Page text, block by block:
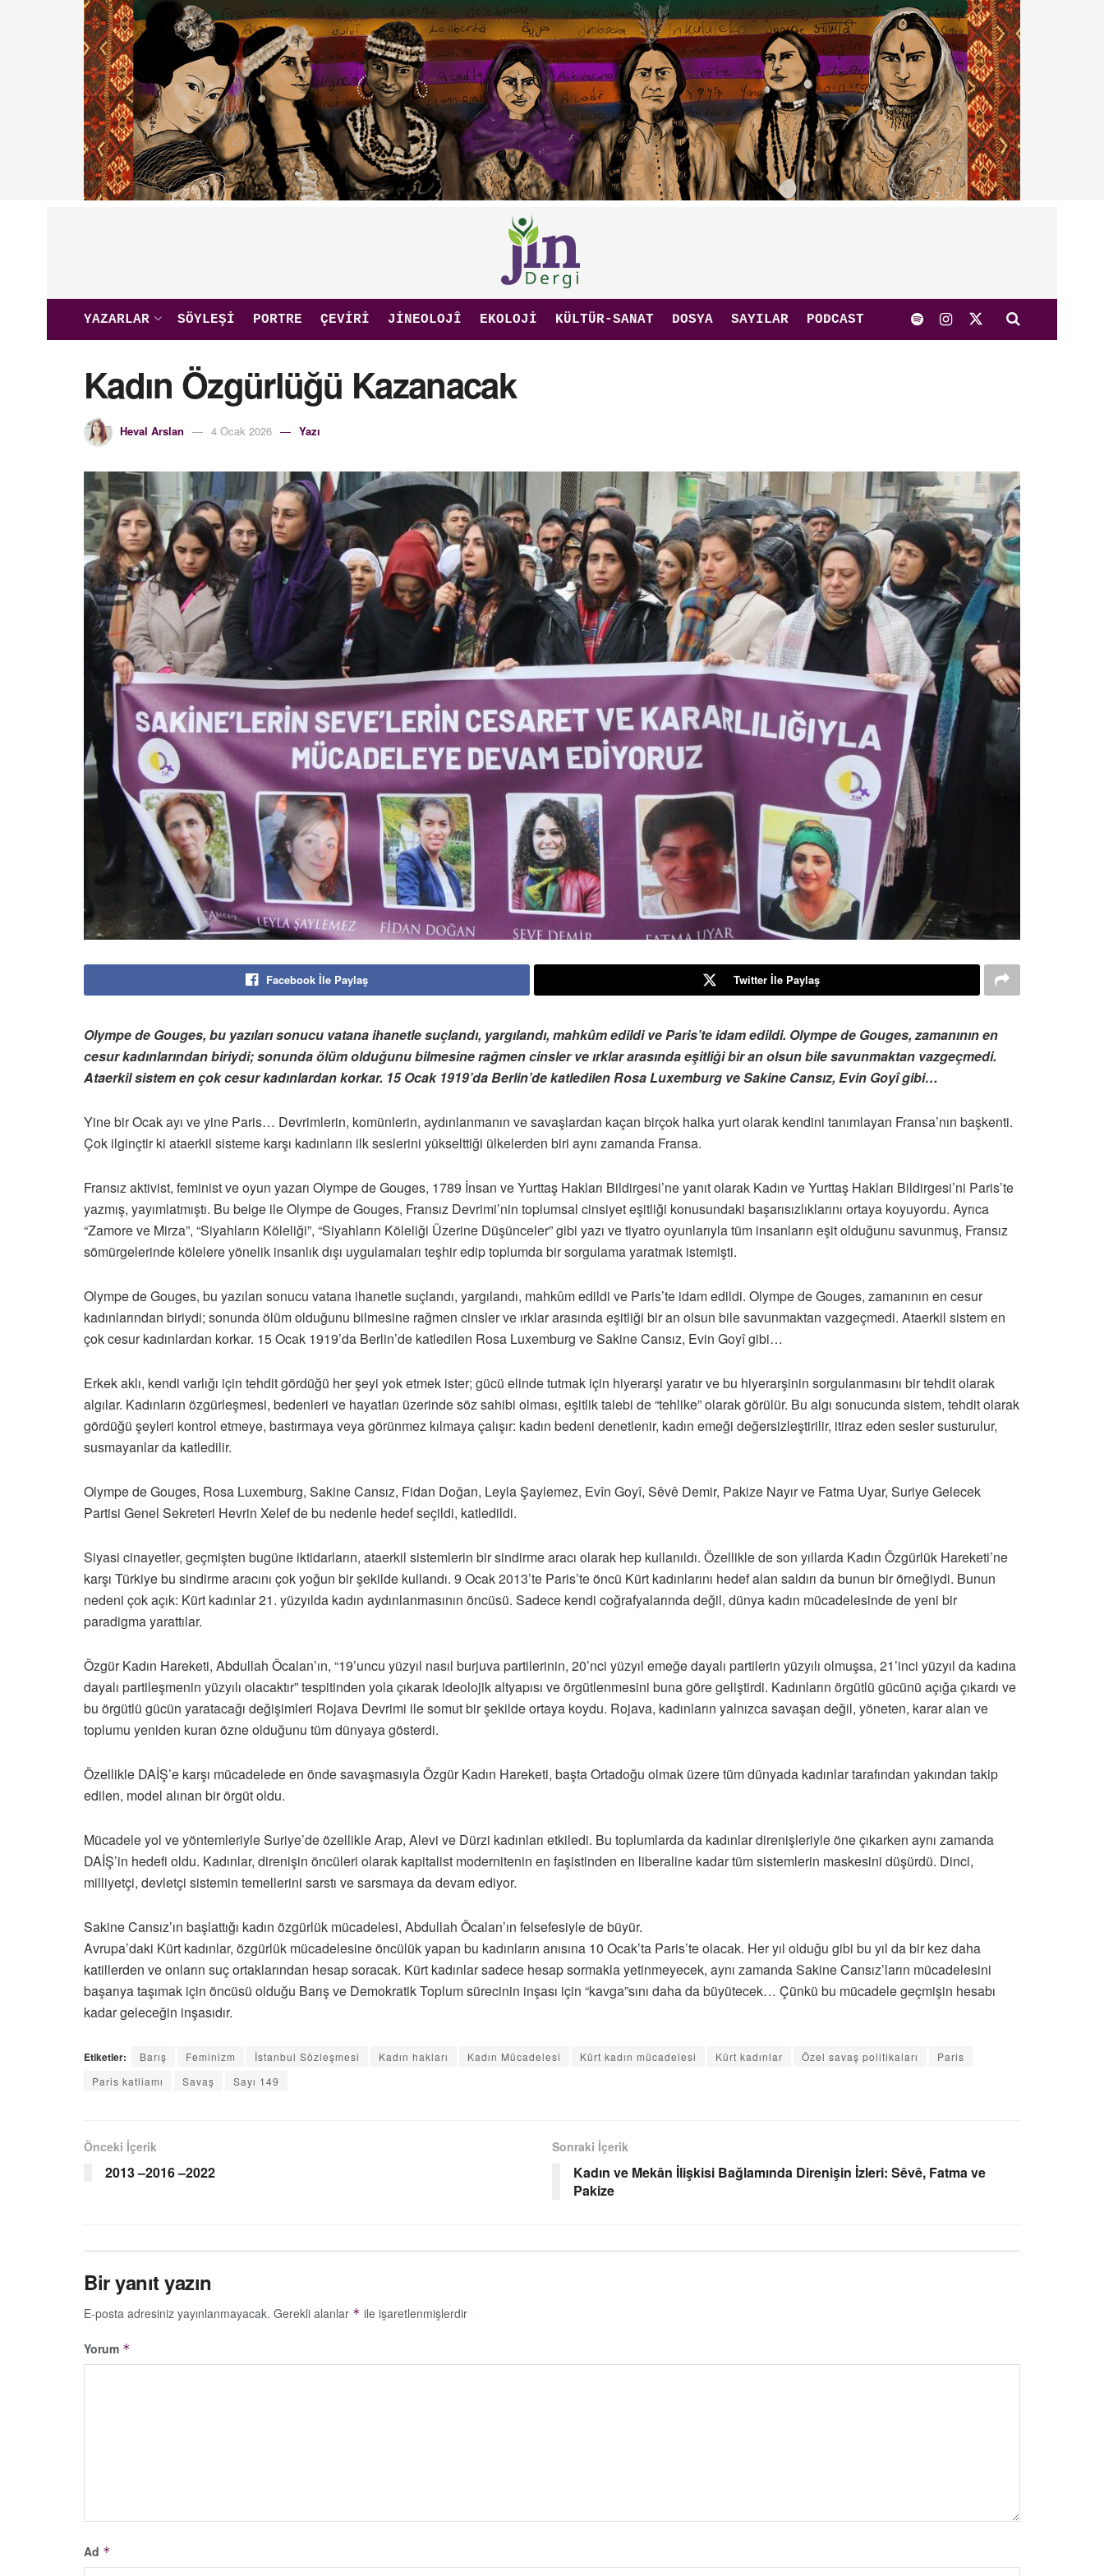
YAZARLAR SÖYLEŞI PORTRE ÇEVIRI JINEOLOJÎ EKOLOJI KÜLTÜR-SANAT DOSYA SAYILAR PODCAST
Kadın Özgürlüğü Kazanacak
Heval Arslan 4 Ocak 2026 Yazı
Facebook İle Paylaş Twitter İle Paylaş
Olympe de Gouges, bu yazıları sonucu vatana ihanetle suçlandı, yargılandı, mahkûm edildi ve Paris’te idam edildi. Olympe de Gouges, zamanının en
cesur kadınlarından biriydi; sonunda ölüm olduğunu bilmesine rağmen cinsler ve ırklar arasında eşitliği bir an olsun bile savunmaktan vazgeçmedi.
Ataerkil sistem en çok cesur kadınlardan korkar. 15 Ocak 1919’da Berlin’de katledilen Rosa Luxemburg ve Sakine Cansız, Evin Goyî gibi…
Yine bir Ocak ayı ve yine Paris… Devrimlerin, komünlerin, aydınlanmanın ve savaşlardan kaçan birçok halka yurt olarak kendini tanımlayan Fransa’nın başkenti.
Çok ilginçtir ki ataerkil sisteme karşı kadınların ilk seslerini yükselttiği ülkelerden biri aynı zamanda Fransa.
Fransız aktivist, feminist ve oyun yazarı Olympe de Gouges, 1789 İnsan ve Yurttaş Hakları Bildirgesi’ne yanıt olarak Kadın ve Yurttaş Hakları Bildirgesi’ni Paris’te
yazmış, yayımlatmıştı. Bu belge ile Olympe de Gouges, Fransız Devrimi’nin toplumsal cinsiyet eşitliği konusundaki başarısızlıklarını ortaya koyuyordu. Ayrıca
“Zamore ve Mirza”, “Siyahların Köleliği”, “Siyahların Köleliği Üzerine Düşünceler” gibi yazı ve tiyatro oyunlarıyla tüm insanların eşit olduğunu savunmuş, Fransız
sömürgelerinde kölelere yönelik insanlık dışı uygulamaları teşhir edip toplumda bir sorgulama yaratmak istemişti.
Olympe de Gouges, bu yazıları sonucu vatana ihanetle suçlandı, yargılandı, mahkûm edildi ve Paris’te idam edildi. Olympe de Gouges, zamanının en cesur
kadınlarından biriydi; sonunda ölüm olduğunu bilmesine rağmen cinsler ve ırklar arasında eşitliği bir an olsun bile savunmaktan vazgeçmedi. Ataerkil sistem en
çok cesur kadınlardan korkar. 15 Ocak 1919’da Berlin’de katledilen Rosa Luxemburg ve Sakine Cansız, Evin Goyî gibi…
Erkek aklı, kendi varlığı için tehdit gördüğü her şeyi yok etmek ister; gücü elinde tutmak için hiyerarşi yaratır ve bu hiyerarşinin sorgulanmasını bir tehdit olarak
algılar. Kadınların özgürleşmesi, bedenleri ve hayatları üzerinde söz sahibi olması, eşitlik talebi de “tehlike” olarak görülür. Bu algı sonucunda sistem, tehdit olarak
gördüğü şeyleri kontrol etmeye, bastırmaya veya görünmez kılmaya çalışır: kadın bedeni denetlenir, kadın emeği değersizleştirilir, itiraz eden sesler susturulur,
susmayanlar da katledilir.
Olympe de Gouges, Rosa Luxemburg, Sakine Cansız, Fidan Doğan, Leyla Şaylemez, Evîn Goyî, Sêvê Demir, Pakize Nayır ve Fatma Uyar, Suriye Gelecek
Partisi Genel Sekreteri Hevrin Xelef de bu nedenle hedef seçildi, katledildi.
Siyasi cinayetler, geçmişten bugüne iktidarların, ataerkil sistemlerin bir sindirme aracı olarak hep kullanıldı. Özellikle de son yıllarda Kadın Özgürlük Hareketi’ne
karşı Türkiye bu sindirme aracını çok yoğun bir şekilde kullandı. 9 Ocak 2013’te Paris’te öncü Kürt kadınlarını hedef alan saldırı da bunun bir örneğiydi. Bunun
nedeni çok açık: Kürt kadınlar 21. yüzyılda kadın aydınlanmasının öncüsü. Sadece kendi coğrafyalarında değil, dünya kadın mücadelesinde de yeni bir
paradigma yarattılar.
Özgür Kadın Hareketi, Abdullah Öcalan’ın, “19’uncu yüzyıl nasıl burjuva partilerinin, 20’nci yüzyıl emeğe dayalı partilerin yüzyılı olmuşsa, 21’inci yüzyıl da kadına
dayalı partileşmenin yüzyılı olacaktır” tespitinden yola çıkarak ideolojik altyapısı ve örgütlenmesini buna göre geliştirdi. Kadınların örgütlü gücünü açığa çıkardı ve
bu örgütlü gücün yaratacağı değişimleri Rojava Devrimi ile somut bir şekilde ortaya koydu. Rojava, kadınların yalnızca savaşan değil, yöneten, karar alan ve
toplumu yeniden kuran özne olduğunu tüm dünyaya gösterdi.
Özellikle DAİŞ’e karşı mücadelede en önde savaşmasıyla Özgür Kadın Hareketi, başta Ortadoğu olmak üzere tüm dünyada kadınlar tarafından yakından takip
edilen, model alınan bir örgüt oldu.
Mücadele yol ve yöntemleriyle Suriye’de özellikle Arap, Alevi ve Dürzi kadınları etkiledi. Bu toplumlarda da kadınlar direnişleriyle öne çıkarken aynı zamanda
DAİŞ’in hedefi oldu. Kadınlar, direnişin öncüleri olarak kapitalist modernitenin en faşistinden en liberaline kadar tüm sistemlerin maskesini düşürdü. Dinci,
milliyetçi, devletçi sistemin temellerini sarstı ve sarsmaya da devam ediyor.
Sakine Cansız’ın başlattığı kadın özgürlük mücadelesi, Abdullah Öcalan’ın felsefesiyle de büyür.
Avrupa’daki Kürt kadınlar, özgürlük mücadelesine öncülük yapan bu kadınların anısına 10 Ocak’ta Paris’te olacak. Her yıl olduğu gibi bu yıl da bir kez daha
katillerden ve onların suç ortaklarından hesap soracak. Kürt kadınlar sadece hesap sormakla yetinmeyecek, aynı zamanda Sakine Cansız’ların mücadelesini
başarıya taşımak için öncüsü olduğu Barış ve Demokratik Toplum sürecinin inşası için “kavga”sını daha da büyütecek… Çünkü bu mücadele geçmişin hesabı
kadar geleceğin inşasıdır.
Etiketler: Barış Feminizm İstanbul Sözleşmesi Kadın hakları Kadın Mücadelesi Kürt kadın mücadelesi Kürt kadınlar Özel savaş politikaları
Paris
Paris katliamı
Savaş Sayı 149
Önceki İçerik
2013 –2016 –2022
Sonraki İçerik
Kadın ve Mekân İlişkisi Bağlamında Direnişin İzleri: Sêvê, Fatma ve
Pakize
Bir yanıt yazın
E-posta adresiniz yayınlanmayacak. Gerekli alanlar * ile işaretlenmişlerdir
Yorum *
Ad *